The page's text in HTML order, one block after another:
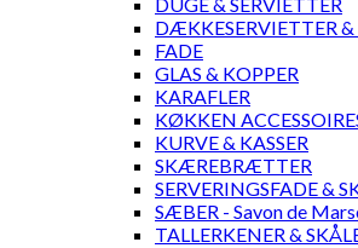
DÆKKESERVIETTER
FADE
GLAS & KOPPER
KARAFLER
KØKKEN
KURVE & KASSER
SKÆREBRÆTTER
SERVERINGSFADE &
SÆBER - Savon de
TALLERKENER &